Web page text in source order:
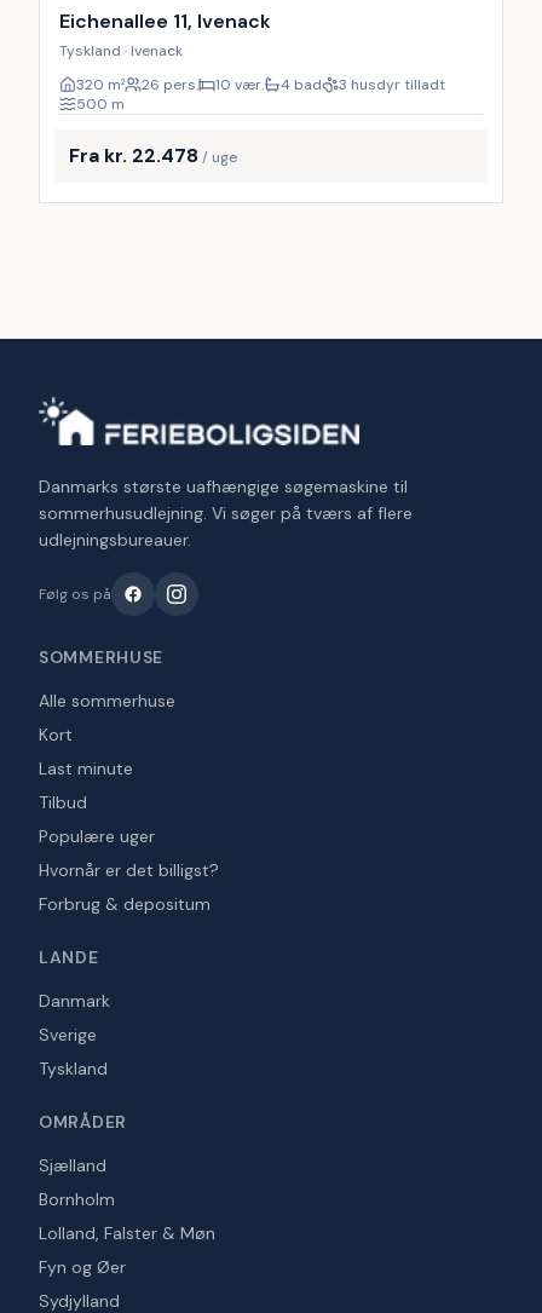
Eichenallee 11, Ivenack
Tyskland · Ivenack
320 m² 26 pers. 10 vær. 4 bad
3 husdyr tilladt
500 m
Fra kr. 22.478/ uge
Danmarks største uafhængige søgemaskine til
sommerhusudlejning. Vi søger på tværs af flere
udlejningsbureauer.
Følg os på
SOMMERHUSE
Alle sommerhuse
Kort
Last minute
Tilbud
Populære uger
Hvornår er det billigst?
Forbrug & depositum
LANDE
Danmark
Sverige
Tyskland
OMRÅDER
Sjælland
Bornholm
Lolland, Falster & Møn
Fyn og Øer
Sydjylland